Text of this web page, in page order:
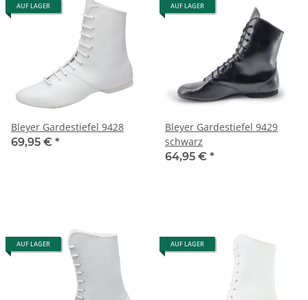
AUF LAGER
Bleyer Gardestiefel 9428
69,95 € *
AUF LAGER
Bleyer Gardestiefel 9429
schwarz
64,95 € *
AUF LAGER AUF LAGER